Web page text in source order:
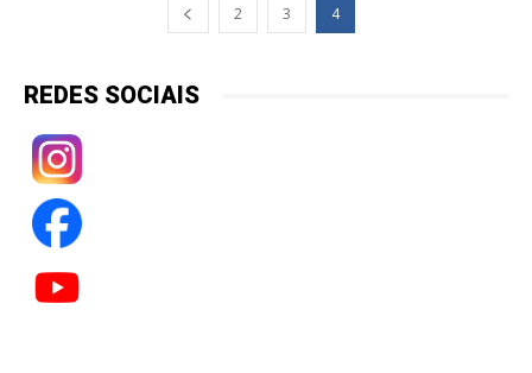
2 3 4
REDES SOCIAIS